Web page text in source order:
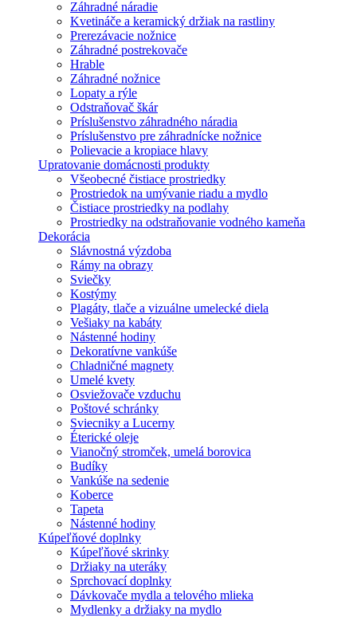
Záhradné náradie
Kvetináče a keramický držiak na rastliny
Prerezávacie nožnice
Záhradné postrekovače
Hrable
Záhradné nožnice
Lopaty a rýle
Odstraňovač škár
Príslušenstvo záhradného náradia
Príslušenstvo pre záhradnícke nožnice
Polievacie a kropiace hlavy
Upratovanie domácnosti produkty
Všeobecné čistiace prostriedky
Prostriedok na umývanie riadu a mydlo
Čistiace prostriedky na podlahy
Prostriedky na odstraňovanie vodného kameňa
Dekorácia
Slávnostná výzdoba
Rámy na obrazy
Sviečky
Kostýmy
Plagáty, tlače a vizuálne umelecké diela
Vešiaky na kabáty
Nástenné hodiny
Dekoratívne vankúše
Chladničné magnety
Umelé kvety
Osviežovače vzduchu
Poštové schránky
Sviecniky a Lucerny
Éterické oleje
Vianočný stromček, umelá borovica
Budíky
Vankúše na sedenie
Koberce
Tapeta
Nástenné hodiny
Kúpeľňové doplnky
Kúpeľňové skrinky
Držiaky na uteráky
Sprchovací doplnky
Dávkovače mydla a telového mlieka
Mydlenky a držiaky na mydlo